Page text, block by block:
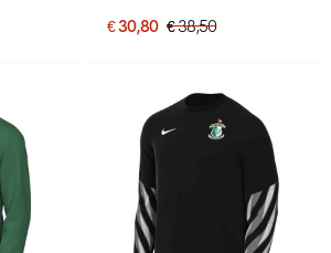
€ 30,80 € 38,50